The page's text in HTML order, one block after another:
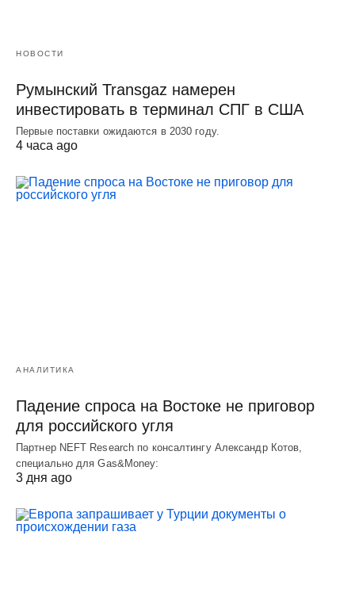
НОВОСТИ
Румынский Transgaz намерен
инвестировать в терминал СПГ в США
Первые поставки ожидаются в 2030 году.
4 часа ago
АНАЛИТИКА
Падение спроса на Востоке не приговор
для российского угля
Партнер NEFT Research по консалтингу Александр Котов,
специально для Gas&Money:
3 дня ago